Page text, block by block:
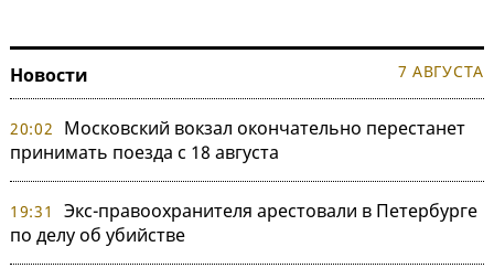
Новости 7 АВГУСТА
20:02
Московский вокзал окончательно перестанет
принимать поезда с 18 августа
19:31
Экс-правоохранителя арестовали в Петербурге
по делу об убийстве